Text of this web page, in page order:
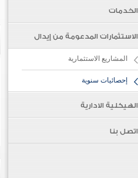
الخدمات
الاستثمارات المدعومة من إيدال
المشاريع الاستثمارية
إحصائيات سنوية
الهيكلية الادارية
اتصل بنا